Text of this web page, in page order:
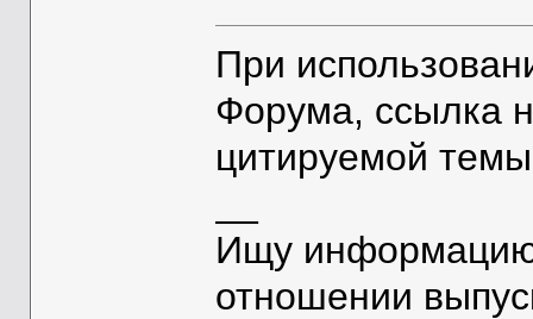
При
Форума, ссылка
цитируемой
Ищу информацию
отношении